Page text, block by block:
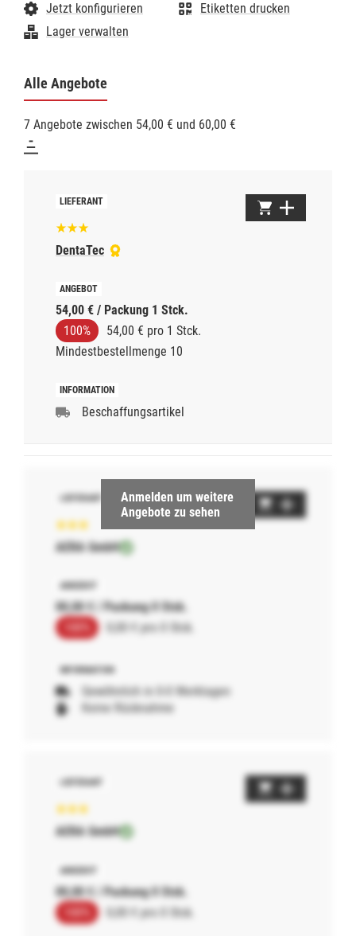
Jetzt konfigurieren
Lager verwalten
Etiketten drucken
Alle Angebote
7 Angebote zwischen 54,00 € und 60,00 €
DentaTec
54,00 € / Packung 1 Stck.
100%
54,00 € pro 1 Stck.
Mindestbestellmenge 10
Beschaffungsartikel
Anmelden um weitere
Angebote zu sehen
AERA GmbH
00,00 € / Packung 0 Stck.
0,00 € pro 0 Stck.
Gewöhnlich in 0-0 Werktagen
Keine Rücknahme
AERA GmbH
00,00 € / Packung 0 Stck.
0,00 € pro 0 Stck.